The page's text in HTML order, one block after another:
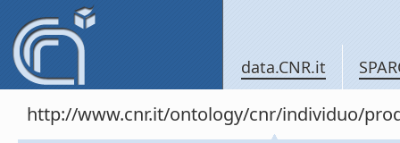
data.CNR.it
http://www.cnr.it/ontology/cnr/individuo/